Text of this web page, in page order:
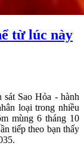
từ lúc này
Sao Hỏa - hành
loại trong nhiều
mùng 6 tháng 10
tiếp theo bạn thấy